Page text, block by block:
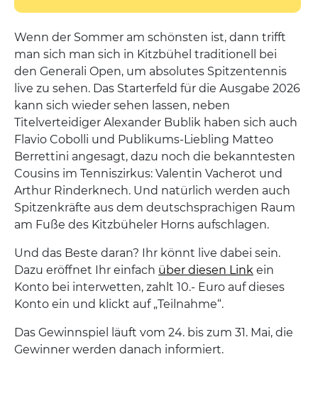
Wenn der Sommer am schönsten ist, dann trifft
man sich man sich in Kitzbühel traditionell bei
den Generali Open, um absolutes Spitzentennis
live zu sehen. Das Starterfeld für die Ausgabe 2026
kann sich wieder sehen lassen, neben
Titelverteidiger Alexander Bublik haben sich auch
Flavio Cobolli und Publikums-Liebling Matteo
Berrettini angesagt, dazu noch die bekanntesten
Cousins im Tenniszirkus: Valentin Vacherot und
Arthur Rinderknech. Und natürlich werden auch
Spitzenkräfte aus dem deutschsprachigen Raum
am Fuße des Kitzbüheler Horns aufschlagen.
Und das Beste daran? Ihr könnt live dabei sein.
Dazu eröffnet Ihr einfach über diesen Link ein
Konto bei interwetten, zahlt 10.- Euro auf dieses
Konto ein und klickt auf „Teilnahme“.
Das Gewinnspiel läuft vom 24. bis zum 31. Mai, die
Gewinner werden danach informiert.